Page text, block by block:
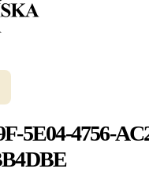
5E04-4756-